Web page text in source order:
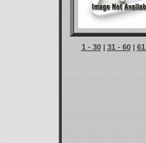
1 - 30| 31 - 60|